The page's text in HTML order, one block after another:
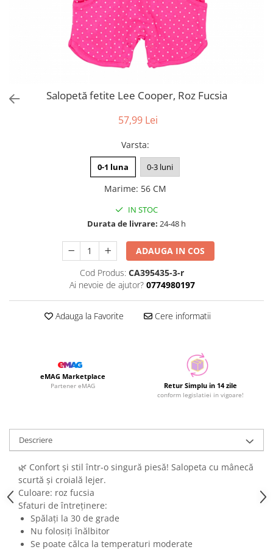
Salopetă fetite Lee Cooper, Roz Fucsia
57,99 Lei
Varsta:
0-1 luna 0-3 luni
Marime: 56 CM
IN STOC
Durata de livrare: 24-48 h
ADAUGA IN COS
Cod Produs: CA395435-3-r
Ai nevoie de ajutor? 0774980197
Adauga la Favorite Cere informatii
eMAG Marketplace
Partener eMAG Retur Simplu in 14 zile
conform legislatiei in vigoare!
Descriere
🌿 Confort și stil într-o singură piesă! Salopeta cu mânecă
scurtă și croială lejer.
Culoare: roz fucsia
Sfaturi de întreținere:
Spălați la 30 de grade
Nu folosiți înălbitor
Se poate călca la temperaturi moderate